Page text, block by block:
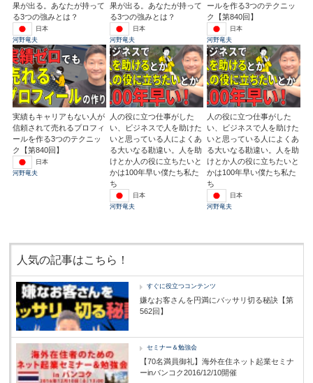
果が出る。あなたが持って
る3つの強みとは？
日本
河野竜夫
果が出る。あなたが持って
る3つの強みとは？
日本
河野竜夫
ールを作る3つのテクニッ
ク【第840回】
日本
河野竜夫
実績もキャリアもない人が
信頼されて売れるプロフィ
ールを作る3つのテクニッ
ク【第840回】
日本
河野竜夫
人の役に立つ仕事がした
い、ビジネスで人を助けた
いと思っている人によくあ
る大いなる勘違い。人を助
けとか人の役に立ちたいと
かは100年早い僕たち私た
ち
日本
河野竜夫
人の役に立つ仕事がした
い、ビジネスで人を助けた
いと思っている人によくあ
る大いなる勘違い。人を助
けとか人の役に立ちたいと
かは100年早い僕たち私た
ち
日本
河野竜夫
人気の記事はこちら！
すぐに役立つコンテンツ
嫌なお客さんを円満にバッサリ切る秘訣【第
562回】
セミナー＆勉強会
【70名満員御礼】海外在住ネット起業セミナ
ーinバンコク2016/12/10開催